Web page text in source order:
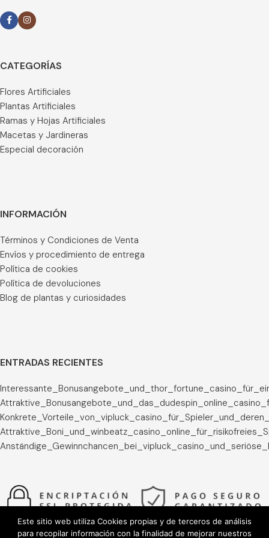
CATEGORÍAS
Flores Artificiales
Plantas Artificiales
Ramas y Hojas Artificiales
Macetas y Jardineras
Especial decoración
INFORMACIÓN
Términos y Condiciones de Venta
Envíos y procedimiento de entrega
Política de cookies
Política de devoluciones
Blog de plantas y curiosidades
ENTRADAS RECIENTES
Este sitio web utiliza Cookies propias y de terceros de análisis
para recopilar información con la finalidad de mejorar nuestros